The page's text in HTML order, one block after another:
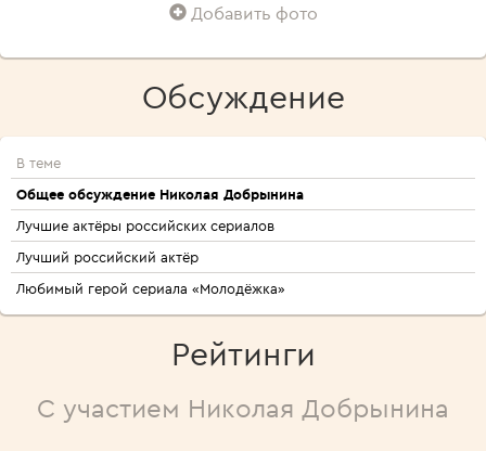
Добавить фото
Обсуждение
В теме
Общее обсуждение Николая Добрынина
Лучшие актёры российских сериалов
Лучший российский актёр
Любимый герой сериала «Молодёжка»
Рейтинги
С участием Николая Добрынина